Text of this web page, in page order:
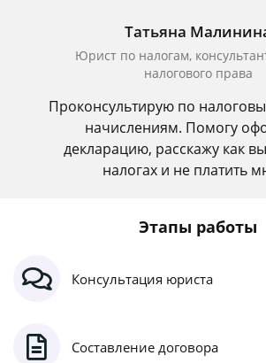
Татьяна
Юрист по налогам,
налогового права
Проконсультирую по
начислениям. Помогу
декларацию, расскажу как
налогах и не платить
Этапы работы
Консультация юриста
Составление договора